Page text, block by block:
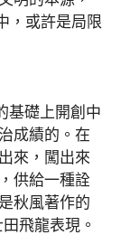
，或許是局限
基礎上開創中
成績的。在
來，闖出來
供給一種詮
秋風著作的
飛龍表現。